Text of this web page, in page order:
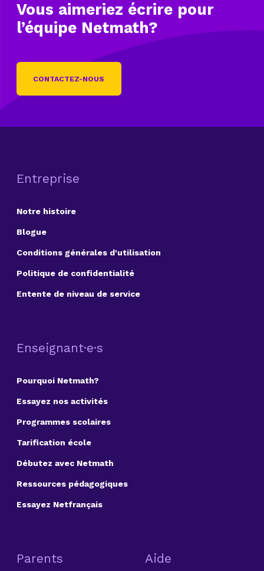
Vous aimeriez écrire pour
l’équipe Netmath?
CONTACTEZ-NOUS
Entreprise
Notre histoire
Blogue
Conditions générales d'utilisation
Politique de confidentialité
Entente de niveau de service
Enseignant·e·s
Pourquoi Netmath?
Essayez nos activités
Programmes scolaires
Tarification école
Débutez avec Netmath
Ressources pédagogiques
Essayez Netfrançais
Parents Aide